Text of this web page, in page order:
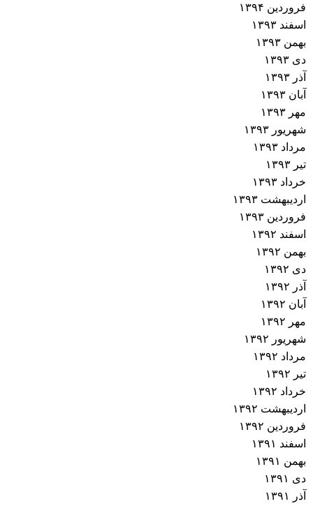
فروردین ۱۳۹۴
اسفند ۱۳۹۳
بهمن ۱۳۹۳
دی ۱۳۹۳
آذر ۱۳۹۳
آبان ۱۳۹۳
مهر ۱۳۹۳
شهریور ۱۳۹۳
مرداد ۱۳۹۳
تیر ۱۳۹۳
خرداد ۱۳۹۳
اردیبهشت ۱۳۹۳
فروردین ۱۳۹۳
اسفند ۱۳۹۲
بهمن ۱۳۹۲
دی ۱۳۹۲
آذر ۱۳۹۲
آبان ۱۳۹۲
مهر ۱۳۹۲
شهریور ۱۳۹۲
مرداد ۱۳۹۲
تیر ۱۳۹۲
خرداد ۱۳۹۲
اردیبهشت ۱۳۹۲
فروردین ۱۳۹۲
اسفند ۱۳۹۱
بهمن ۱۳۹۱
دی ۱۳۹۱
آذر ۱۳۹۱